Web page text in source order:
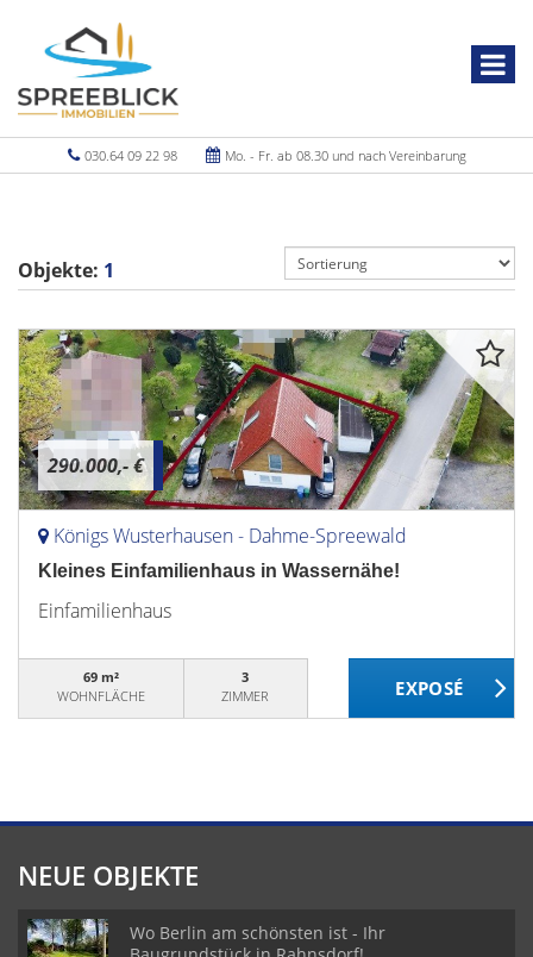
030.64 09 22 98 Mo. - Fr. ab 08.30 und nach Vereinbarung
Objekte: 1
290.000,- €
Königs Wusterhausen - Dahme-Spreewald
Kleines Einfamilienhaus in Wassernähe!
Einfamilienhaus
69 m²
WOHNFLÄCHE
3
ZIMMER
NEUE OBJEKTE
Wo Berlin am schönsten ist - Ihr